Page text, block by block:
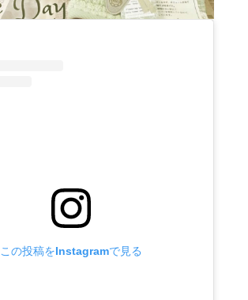
この投稿をInstagramで見る